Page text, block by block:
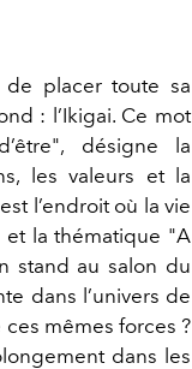
placer toute sa
: l’Ikigai. Ce mot
désigne la
les valeurs et la
l’endroit où la vie
et la thématique "A
stand au salon du
dans l’univers de
mêmes forces ?
dans les